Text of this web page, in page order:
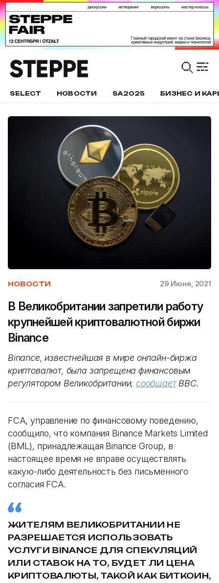
SELECT НОВОСТИ SA2025 БИЗНЕС И
НОВОСТИ 29 Июня, 2021
В Великобритании запретили работу
крупнейшей криптовалютной биржи
Binance
Binance, известнейшая в мире онлайн-биржа
криптовалют, была запрещена финансовым
регулятором Великобритании, сообщаетBBC.
FCA, управление по финансовому поведению,
сообщило, что компания Binance Markets Limited
(BML), принадлежащая Binance Group, в
настоящее время не вправе осуществлять
какую-либо деятельность без письменного
согласия FCA.
ЖИТЕЛЯМ ВЕЛИКОБРИТАНИИ НЕ
РАЗРЕШАЕТСЯ ИСПОЛЬЗОВАТЬ
УСЛУГИ BINANCE ДЛЯ СПЕКУЛЯЦИЙ
ИЛИ СТАВОК НА ТО, БУДЕТ ЛИ ЦЕНА
КРИПТОВАЛЮТЫ, ТАКОЙ КАК БИТКОИН,